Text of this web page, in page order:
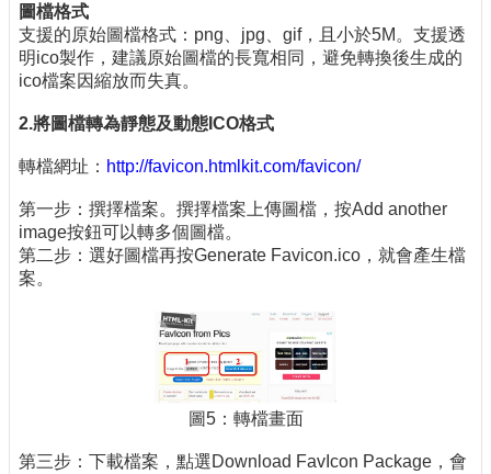
圖檔格式
支援的原始圖檔格式：png、jpg、gif，且小於5M。支援透
明ico製作，建議原始圖檔的長寬相同，避免轉換後生成的
ico檔案因縮放而失真。
2.將圖檔轉為靜態及動態 ICO格式
轉檔網址： http://favicon.htmlkit.com/favicon/
第一步：撰擇檔案。撰擇檔案上傳圖檔，按Add another
image按鈕可以轉多個圖檔。
第二步：選好圖檔再按Generate Favicon.ico，就會產生檔
案。
圖5：轉檔畫面
第三步：下載檔案，點選Download FavIcon Package，會